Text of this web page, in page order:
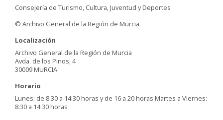
Consejería de Turismo, Cultura, Juventud y Deportes
© Archivo General de la Región de Murcia.
Localización
Archivo General de la Región de Murcia
Avda. de los Pinos, 4
30009 MURCIA
Horario
Lunes: de 8:30 a 14:30 horas y de 16 a 20 horas Martes a Viernes:
8:30 a 14:30 horas